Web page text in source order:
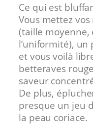
Ce qui est
Vous mettez
(taille moyenne,
l’uniformité), un
et vous voilà
betteraves
saveur
De plus,
presque un jeu
la peau coriace.